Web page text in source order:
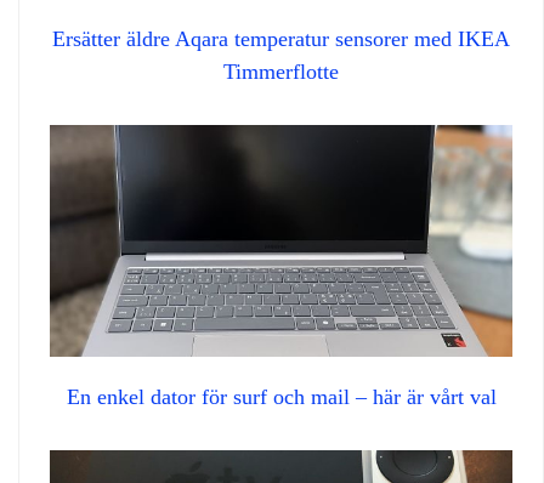
Ersätter äldre Aqara temperatur sensorer med IKEA
Timmerflotte
En enkel dator för surf och mail – här är vårt val